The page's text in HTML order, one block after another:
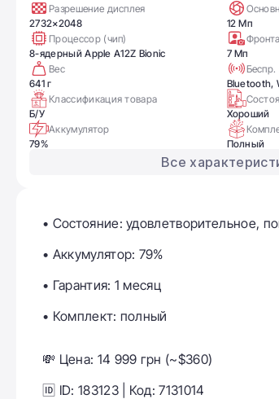
Разрешение дисплея
2732×2048
12 Мп
Процессор (чип)
8-ядерный Apple A12Z Bionic
7 Мп
Вес
641 г
Bluetooth,
Классификация товара
Б/У
Хороший
Аккумулятор
79%
Полный
Все
• Состояние: удовлетворительное,
• Аккумулятор: 79%
• Гарантия: 1 месяц
• Комплект: полный
💸 Цена: 14 999 грн (~$360)
🆔 ID: 183123 | Код: 7131014